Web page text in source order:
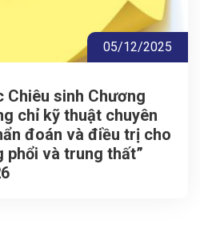
05/12/2025
Chiêu sinh Chương
chỉ kỹ thuật chuyên
đoán và điều trị cho
phổi và trung thất”